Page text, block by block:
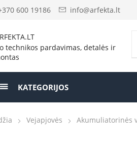
600 19186 info@arfekta.lt
technikos pardavimas, detalės ir
KATEGORIJOS
Vejapjovės Akumuliatorinės